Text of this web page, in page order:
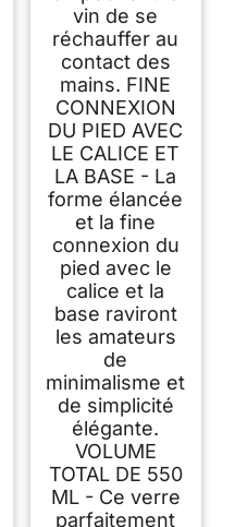
vin de se
réchauffer au
contact des
mains. FINE
CONNEXION
DU PIED AVEC
LE CALICE ET
LA BASE - La
forme élancée
et la fine
connexion du
pied avec le
calice et la
base raviront
les amateurs
de
minimalisme et
de simplicité
élégante.
VOLUME
TOTAL DE 550
ML - Ce verre
parfaitement